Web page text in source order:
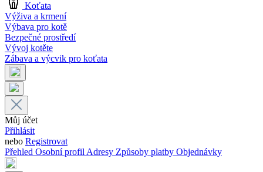
Koťata
Výživa a krmení
Výbava pro kotě
Bezpečné prostředí
Vývoj kotěte
Zábava a výcvik pro koťata
Můj účet
Přihlásit
nebo Registrovat
Přehled Osobní profilAdresy Způsoby platby Objednávky